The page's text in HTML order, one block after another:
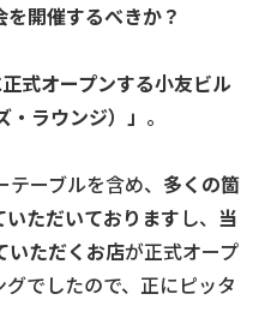
開催するべきか？
正式オープンする小友ビル
・ラウンジ）」 。
ーブルを含め、 多くの箇
ただいております し、 当
いただくお店が正式オープ
でしたので、正にピッタ